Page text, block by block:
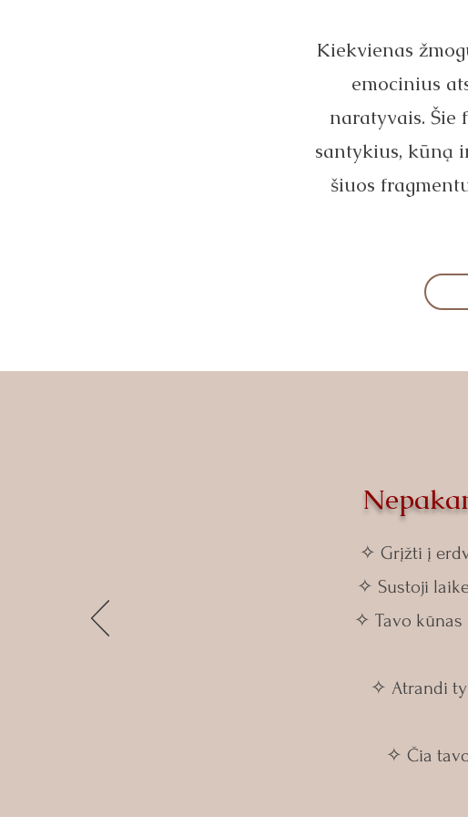
Kiekvienas
emocinius
naratyvais. Šie
santykius, kūną
šiuos
✧ Grįžti į
✧ Sustoji
✧ Tavo kūnas
✧ Atrandi
✧ Čia